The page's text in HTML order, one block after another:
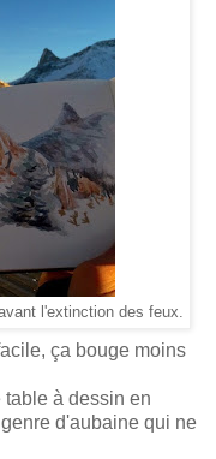
l'extinction des feux.
ça bouge moins
à dessin en
d'aubaine qui ne